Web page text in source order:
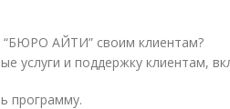
“БЮРО АЙТИ” своим клиентам?
услуги и поддержку клиентам,
программу.